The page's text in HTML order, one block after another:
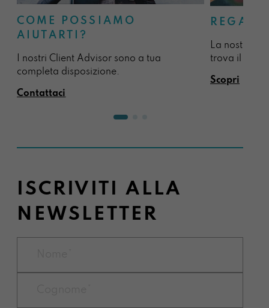
COME POSSIAMO
AIUTARTI?
I nostri Client Advisor sono a tua
completa disposizione.
Contattaci
La nostra
trova il
Scopri
ISCRIVITI ALLA
NEWSLETTER